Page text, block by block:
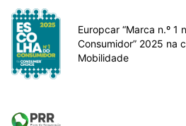
Europcar “Marca n.º 1
Consumidor” 2025 na
Mobilidade